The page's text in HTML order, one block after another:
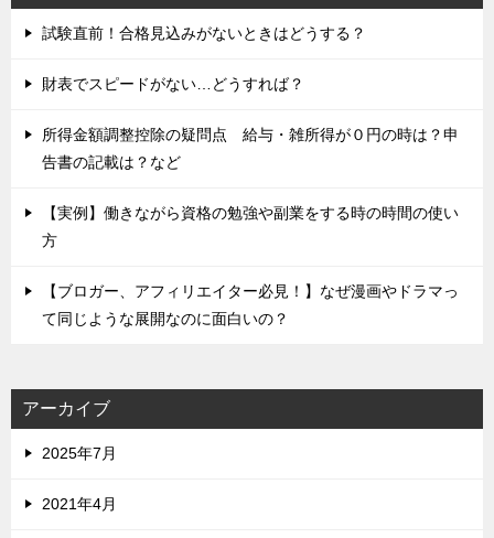
試験直前！合格見込みがないときはどうする？
財表でスピードがない…どうすれば？
所得金額調整控除の疑問点 給与・雑所得が０円の時は？申
告書の記載は？など
【実例】働きながら資格の勉強や副業をする時の時間の使い
方
【ブロガー、アフィリエイター必見！】なぜ漫画やドラマっ
て同じような展開なのに面白いの？
アーカイブ
2025年7月
2021年4月